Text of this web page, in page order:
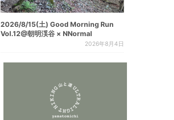
2026/8/15(土) Good Morning Run
Vol.12@朝明渓谷 × NNormal
2026年8月4日